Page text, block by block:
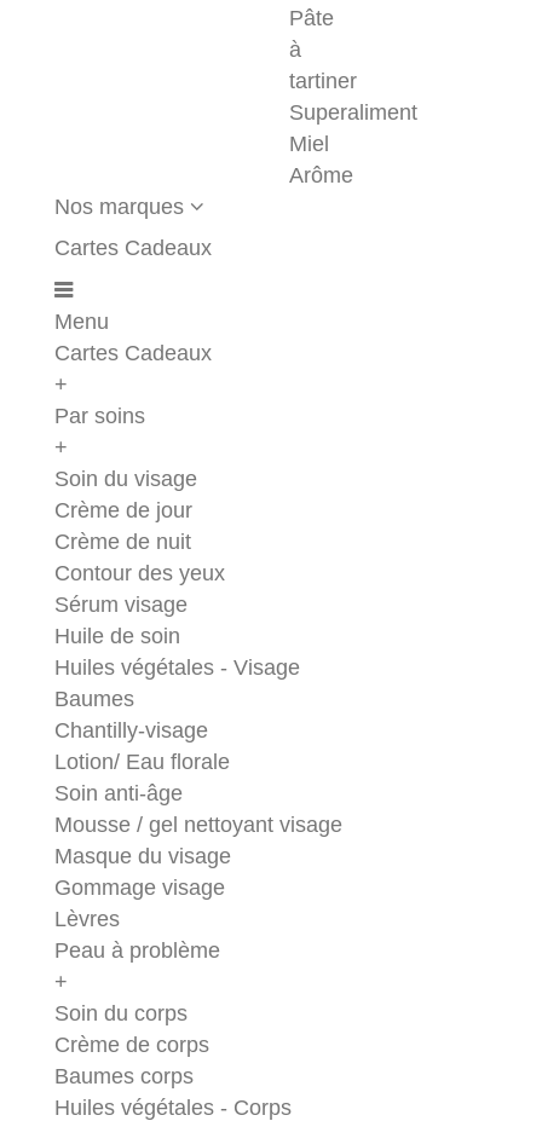
Pâte
à
tartiner
Superaliment
Miel
Arôme
Nos marques
Cartes Cadeaux
Menu
Cartes Cadeaux
+
Par soins
+
Soin du visage
Crème de jour
Crème de nuit
Contour des yeux
Sérum visage
Huile de soin
Huiles végétales - Visage
Baumes
Chantilly-visage
Lotion/ Eau florale
Soin anti-âge
Mousse / gel nettoyant visage
Masque du visage
Gommage visage
Lèvres
Peau à problème
+
Soin du corps
Crème de corps
Baumes corps
Huiles végétales - Corps